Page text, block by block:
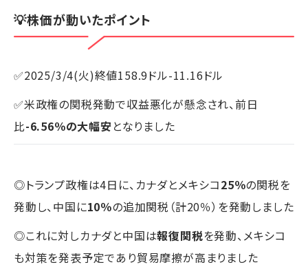
💡株価が動いたポイント
✅2025/3/4(火)終値158.9ドル-11.16ドル
✅米政権の関税発動で収益悪化が懸念され、前日
比-6.56％の大幅安となりました
◎トランプ政権は4日に、カナダとメキシコ25％の関税を
発動し、中国に10％の追加関税（計20％）を発動しました
◎これに対しカナダと中国は報復関税を発動、メキシコ
も対策を発表予定であり貿易摩擦が高まりました